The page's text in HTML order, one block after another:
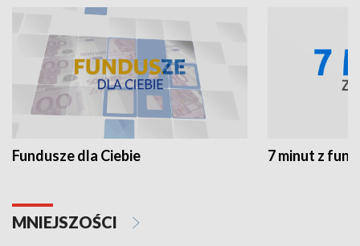
Fundusze dla Ciebie 7 minut z
MNIEJSZOŚCI